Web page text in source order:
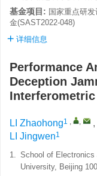
基金项目: 国家重点研
金(SAST2022-048)
详细信息
Performance
Deception
Interferometric
LI Zhaohong1 , , ,
LI Jingwen1
1. School of Electronics
University, Beijing